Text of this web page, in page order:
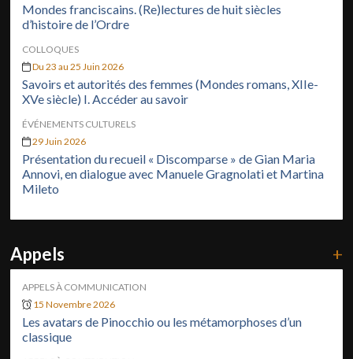
Mondes franciscains. (Re)lectures de huit siècles
d’histoire de l’Ordre
COLLOQUES
Du 23 au 25 Juin 2026
Savoirs et autorités des femmes (Mondes romans, XIIe-
XVe siècle) I. Accéder au savoir
ÉVÉNEMENTS CULTURELS
29 Juin 2026
Présentation du recueil « Discomparse » de Gian Maria
Annovi, en dialogue avec Manuele Gragnolati et Martina
Mileto
Appels +
APPELS À COMMUNICATION
15 Novembre 2026
Les avatars de Pinocchio ou les métamorphoses d’un
classique